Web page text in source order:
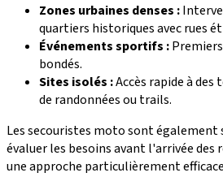
Zones urbaines denses :
quartiers historiques avec rues
Événements sportifs :
bondés.
Sites isolés :Accès rapide à
de randonnées ou trails.
Les secouristes moto sont également
évaluer les besoins avant l'arrivée des
une approche particulièrement